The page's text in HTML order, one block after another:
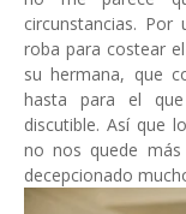
circunstancias.
roba para costear
su hermana, que
hasta para el
discutible. Así que
no nos quede
decepcionado